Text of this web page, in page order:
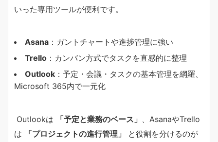
いった専用ツールが便利です。
Asana ：ガントチャートや進捗管理に強い
Trello ：カンバン方式でタスクを直感的に整理
Outlook ：予定・会議・タスクの基本管理を網羅、
Microsoft 365内で一元化
Outlookは 「予定と業務のベース」
、AsanaやTrello
は
「プロジェクトの進行管理」
と役割を分けるのが